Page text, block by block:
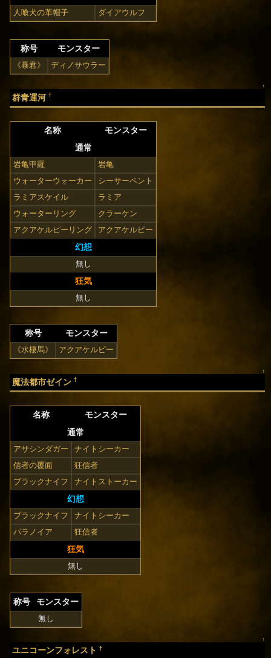
人喰犬の革帽子 ダイアウルフ
称号 モンスター
《暴君》 ディノサウラー
↑
群青運河 †
名称
モンスター
通常
岩亀甲羅
岩亀
ウォーターウォーカー
シーサーペント
ラミアスケイル
ラミア
ウォーターリング
クラーケン
アクアケルピーリング
アクアケルピー
幻想
無し
狂気
無し
称号 モンスター
《水棲馬》 アクアケルピー
↑
魔法都市ゼイン †
名称
モンスター
通常
アサシンダガー
ナイトシーカー
信者の覆面
狂信者
ブラックナイフ
ナイトストーカー
幻想
ブラックナイフ
ナイトシーカー
パラノイア
狂信者
狂気
無し
称号 モンスター
無し
↑
ユニコーンフォレスト †